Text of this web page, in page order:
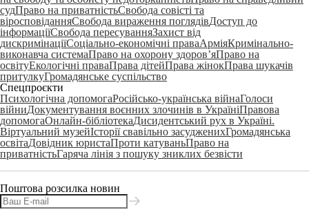
судПраво на приватністьСвобода совісті та
віросповіданняСвобода вираження поглядівДоступ до
інформаціїСвобода пересуванняЗахист від
дискримінаціїСоціально-економічні праваАрміяКримінально-
виконавча системаПраво на охорону здоров’яПраво на
освітуЕкологічні праваПрава дітейПрава жінокПрава шукачів
притулкуГромадянське суспільство
Спецпроєкти
Психологічна допомогаРосійсько-українська війнаГолоси
війниДокументування воєнних злочинів в УкраїніПравова
допомогаОнлайн-бібліотекаДисидентський рух в Україні.
Віртуальний музейІсторії свавільно засудженихГромадянська
освітаДовідник юристаПроти катуваньПраво на
приватністьГаряча лінія з пошуку зниклих безвісти
Поштова розсилка новин